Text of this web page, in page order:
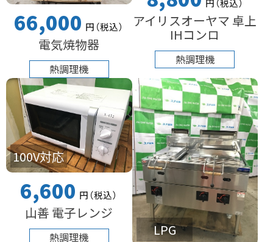
66,000 円（税込）
電気焼物器
熱調理機
円（税込）
アイリスオーヤマ 卓上
IHコンロ
熱調理機
100V対応
6,600 円（税込）
山善 電子レンジ
熱調理機 LPG